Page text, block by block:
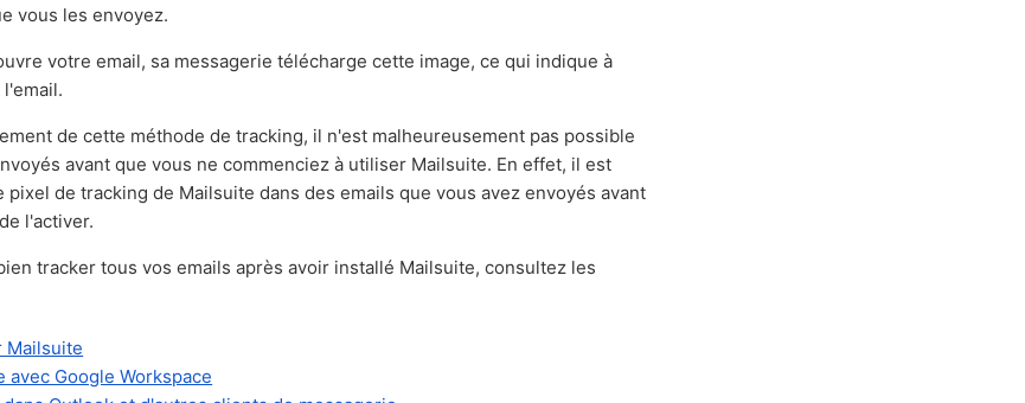
vous les envoyez.
votre email, sa messagerie télécharge cette image, ce qui indique à
de cette méthode de tracking, il n'est malheureusement pas possible
avant que vous ne commenciez à utiliser Mailsuite. En effet, il est
pixel de tracking de Mailsuite dans des emails que vous avez envoyés avant
l'activer.
tracker tous vos emails après avoir installé Mailsuite, consultez les
Mailsuite
avec Google Workspace